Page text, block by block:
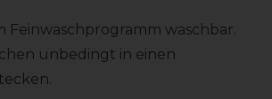
Feinwaschprogramm waschbar.
unbedingt in einen